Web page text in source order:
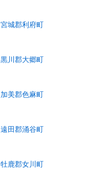
宮城郡利府町
黒川郡大郷町
加美郡色麻町
遠田郡涌谷町
牡鹿郡女川町